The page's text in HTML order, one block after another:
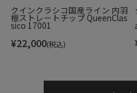
ラバーにはブランドロゴが刻
あるダブルオパンカ仕様にな
クインクラシコ国産ライン 内羽
根ストレートチップ QueenClas
sico 17001
¥22,000(税込)